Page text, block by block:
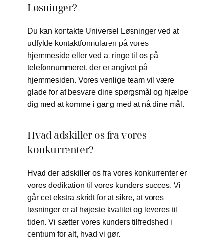
Løsninger?
Du kan kontakte Universel Løsninger ved at
udfylde kontaktformularen på vores
hjemmeside eller ved at ringe til os på
telefonnummeret, der er angivet på
hjemmesiden. Vores venlige team vil være
glade for at besvare dine spørgsmål og hjælpe
dig med at komme i gang med at nå dine mål.
Hvad adskiller os fra vores
konkurrenter?
Hvad der adskiller os fra vores konkurrenter er
vores dedikation til vores kunders succes. Vi
går det ekstra skridt for at sikre, at vores
løsninger er af højeste kvalitet og leveres til
tiden. Vi sætter vores kunders tilfredshed i
centrum for alt, hvad vi gør.